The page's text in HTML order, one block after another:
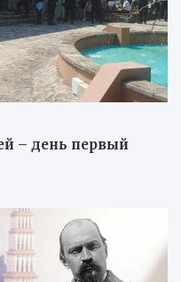
– день первый